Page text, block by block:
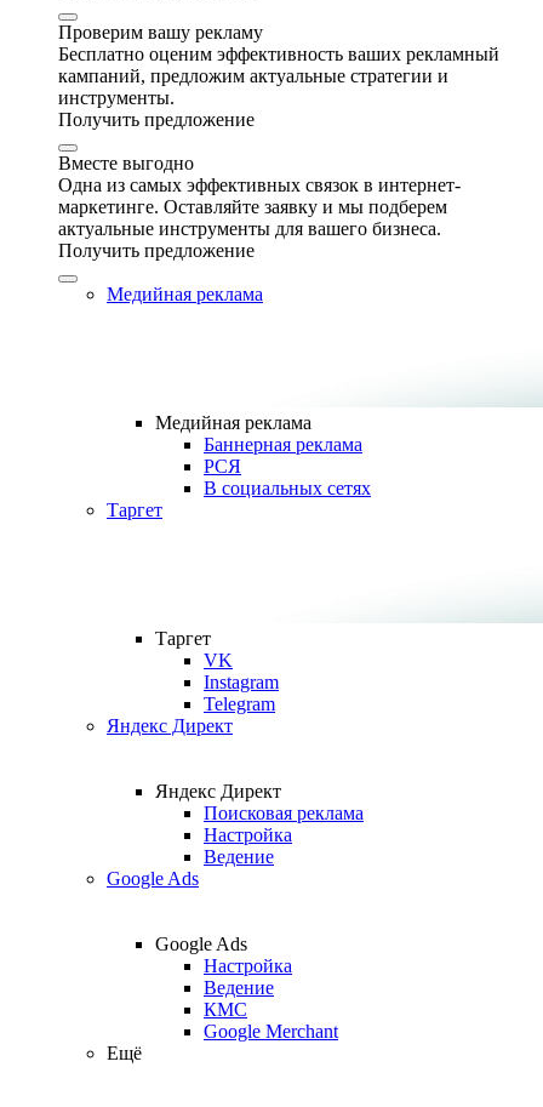
Проверим вашу рекламу
Бесплатно оценим эффективность ваших рекламный
кампаний, предложим актуальные стратегии и
инструменты.
Получить предложение
Вместе выгодно
Одна из самых эффективных связок в интернет-
маркетинге. Оставляйте заявку и мы подберем
актуальные инструменты для вашего бизнеса.
Получить предложение
Медийная реклама
Медийная реклама
Баннерная реклама
РСЯ
В социальных сетях
Таргет
Таргет
VK
Instagram
Telegram
Яндекс Директ
Яндекс Директ
Поисковая реклама
Настройка
Ведение
Google Ads
Google Ads
Настройка
Ведение
КМС
Google Merchant
Ещё